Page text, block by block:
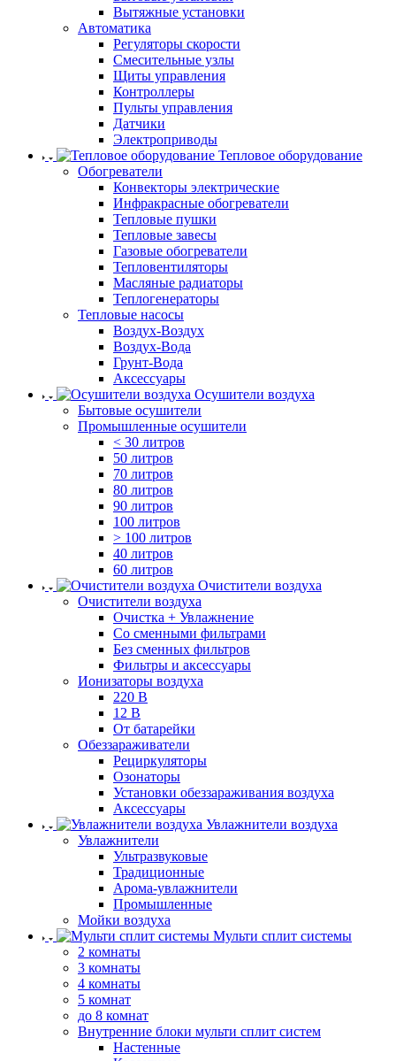
Вытяжные установки
Автоматика
Регуляторы скорости
Смесительные узлы
Щиты управления
Контроллеры
Пульты управления
Датчики
Электроприводы
Тепловое оборудование
Обогреватели
Конвекторы электрические
Инфракрасные обогреватели
Тепловые пушки
Тепловые завесы
Газовые обогреватели
Тепловентиляторы
Масляные радиаторы
Теплогенераторы
Тепловые насосы
Воздух-Воздух
Воздух-Вода
Грунт-Вода
Аксессуары
Осушители воздуха
Бытовые осушители
Промышленные осушители
< 30 литров
50 литров
70 литров
80 литров
90 литров
100 литров
> 100 литров
40 литров
60 литров
Очистители воздуха
Очистители воздуха
Очистка + Увлажнение
Cо сменными фильтрами
Без сменных фильтров
Фильтры и аксессуары
Ионизаторы воздуха
220 В
12 В
От батарейки
Обеззараживатели
Рециркуляторы
Озонаторы
Установки обеззараживания воздуха
Аксессуары
Увлажнители воздуха
Увлажнители
Ультразвуковые
Традиционные
Арома-увлажнители
Промышленные
Мойки воздуха
Мульти сплит системы
2 комнаты
3 комнаты
4 комнаты
5 комнат
до 8 комнат
Внутренние блоки мульти сплит систем
Настенные